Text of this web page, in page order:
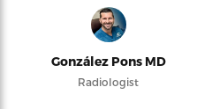
González Pons MD
Radiologist